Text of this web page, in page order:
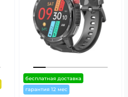
бесплатная доставка
гарантия 12 мес